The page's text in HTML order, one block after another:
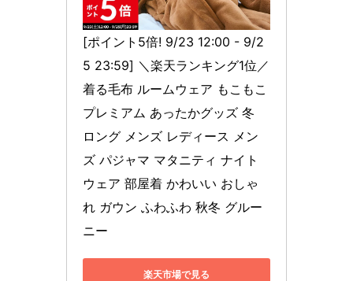
[ポイント5倍! 9/23 12:00 - 9/2
5 23:59] ＼楽天ランキング1位／
着る毛布 ルームウェア もこもこ
プレミアム あったかグッズ 冬
ロング メンズ レディース メン
ズ パジャマ マタニティ ナイト
ウェア 部屋着 かわいい おしゃ
れ ガウン ふわふわ 秋冬 グルー
ニー
楽天市場で見る